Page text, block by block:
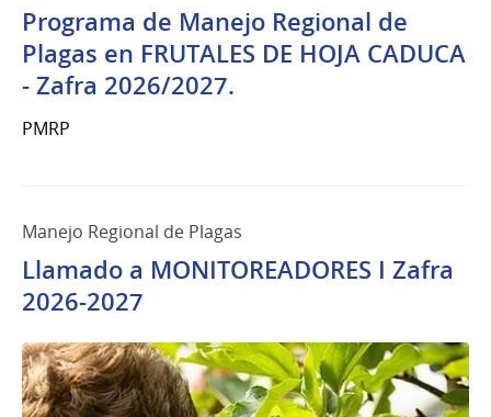
Programa de Manejo Regional de
Plagas en FRUTALES DE HOJA CADUCA
- Zafra 2026/2027.
PMRP
Manejo Regional de Plagas
Llamado a MONITOREADORES I Zafra
2026-2027